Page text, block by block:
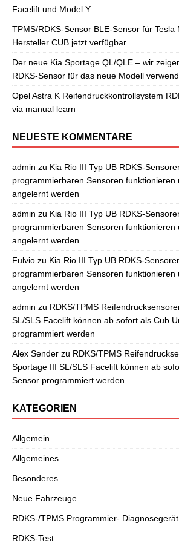
Facelift und Model Y
TPMS/RDKS-Sensor BLE-Sensor für Tesla
Hersteller CUB jetzt verfügbar
Der neue Kia Sportage QL/QLE – wir
RDKS-Sensor für das neue Modell
Opel Astra K Reifendruckkontrollsystem
via manual learn
NEUESTE KOMMENTARE
admin zu Kia Rio III Typ UB RDKS-
programmierbaren Sensoren funktionieren
angelernt werden
admin zu Kia Rio III Typ UB RDKS-
programmierbaren Sensoren funktionieren
angelernt werden
Fulvio zu Kia Rio III Typ UB RDKS-
programmierbaren Sensoren funktionieren
angelernt werden
admin zu RDKS/TPMS
SL/SLS Facelift können ab sofort als Cub
programmiert werden
Alex Sender zu RDKS/TPMS
Sportage III SL/SLS Facelift können ab
Sensor programmiert werden
KATEGORIEN
Allgemein
Allgemeines
Besonderes
Neue Fahrzeuge
RDKS-/TPMS Programmier- Diagnosegerät
RDKS-Test